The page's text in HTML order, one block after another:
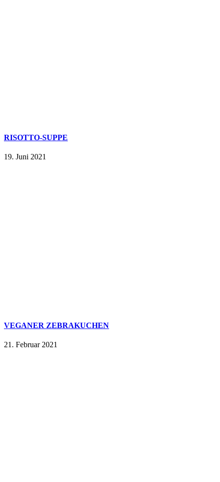
RISOTTO-SUPPE
19. Juni 2021
VEGANER ZEBRAKUCHEN
21. Februar 2021